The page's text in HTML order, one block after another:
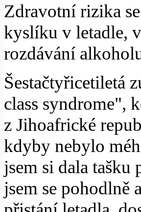
Zdravotní rizika
kyslíku v letadle,
rozdávání
Šestačtyřicetiletá
class syndrome",
z Jihoafrické
kdyby nebylo
jsem si dala tašku
jsem se pohodlně